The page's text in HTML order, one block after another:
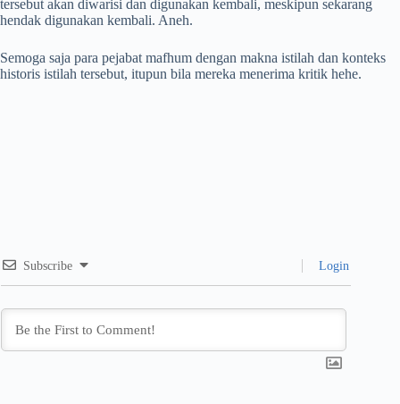
tersebut akan diwarisi dan digunakan kembali, meskipun sekarang
hendak digunakan kembali. Aneh.
Semoga saja para pejabat mafhum dengan makna istilah dan konteks
historis istilah tersebut, itupun bila mereka menerima kritik hehe.
Subscribe Login